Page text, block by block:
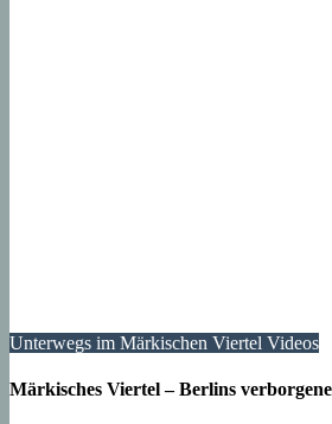
Unterwegs im Märkischen Viertel Videos
Märkisches Viertel – Berlins